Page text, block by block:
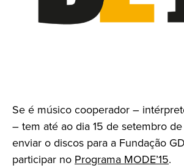
Se é músico cooperador –
– tem até ao dia 15 de setembro
enviar o discos para a Fundação
participar no Programa MODE’15.